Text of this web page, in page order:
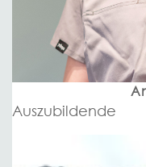
Auszubildende